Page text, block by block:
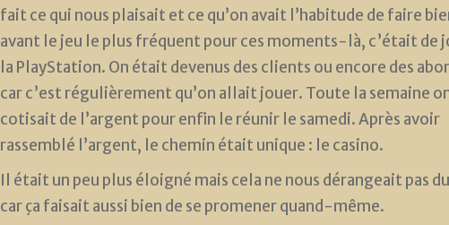
fait ce qui nous plaisait et ce qu’on avait l’habitude de faire
avant le jeu le plus fréquent pour ces moments-là, c’était de
la PlayStation. On était devenus des clients ou encore des
car c’est régulièrement qu’on allait jouer. Toute la semaine
cotisait de l’argent pour enfin le réunir le samedi. Après avoir
rassemblé l’argent, le chemin était unique : le casino.
Il était un peu plus éloigné mais cela ne nous dérangeait pas
car ça faisait aussi bien de se promener quand-même.